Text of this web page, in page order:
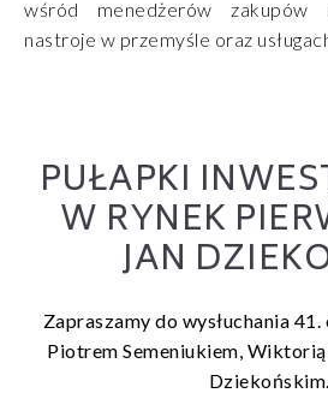
wśród menedżerów zakupów
nastroje w przemyśle oraz
PUŁAPKI
W RYNEK
JAN
Zapraszamy do wysłuchania
Piotrem Semeniukiem, Wiktorią
Dziekońskim.